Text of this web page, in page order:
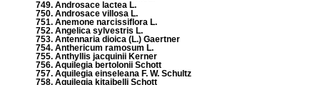
749. Androsace lactea L.
750. Androsace villosa L.
751. Anemone narcissiflora L.
752. Angelica sylvestris L.
753. Antennaria dioica (L.) Gaertner
754. Anthericum ramosum L.
755. Anthyllis jacquinii Kerner
756. Aquilegia bertolonii Schott
757. Aquilegia einseleana F. W. Schultz
758. Aquilegia kitaibelli Schott